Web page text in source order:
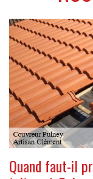
Quand faut-il